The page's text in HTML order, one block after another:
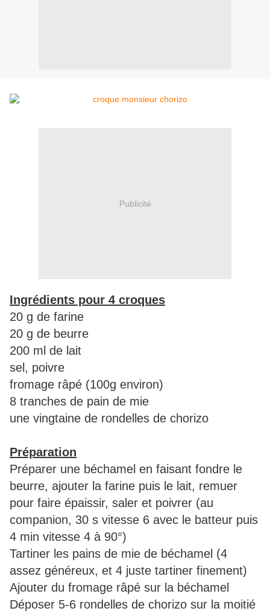
Publicité
Ingrédients pour 4 croques
20 g de farine
20 g de beurre
200 ml de lait
sel, poivre
fromage râpé (100g environ)
8 tranches de pain de mie
une vingtaine de rondelles de chorizo
Préparation
Préparer une béchamel en faisant fondre le
beurre, ajouter la farine puis le lait, remuer
pour faire épaissir, saler et poivrer (au
companion, 30 s vitesse 6 avec le batteur puis
4 min vitesse 4 à 90°)
Tartiner les pains de mie de béchamel (4
assez généreux, et 4 juste tartiner finement)
Ajouter du fromage râpé sur la béchamel
Déposer 5-6 rondelles de chorizo sur la moitié